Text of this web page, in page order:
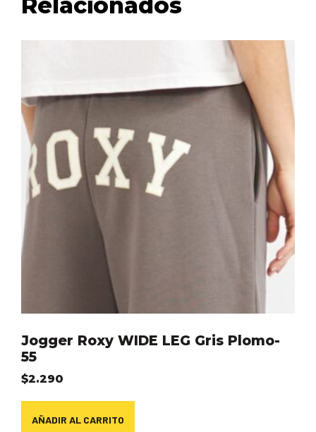
Jogger Roxy WIDE LEG Gris Plomo-
55
$2.290
AÑADIR AL CARRITO